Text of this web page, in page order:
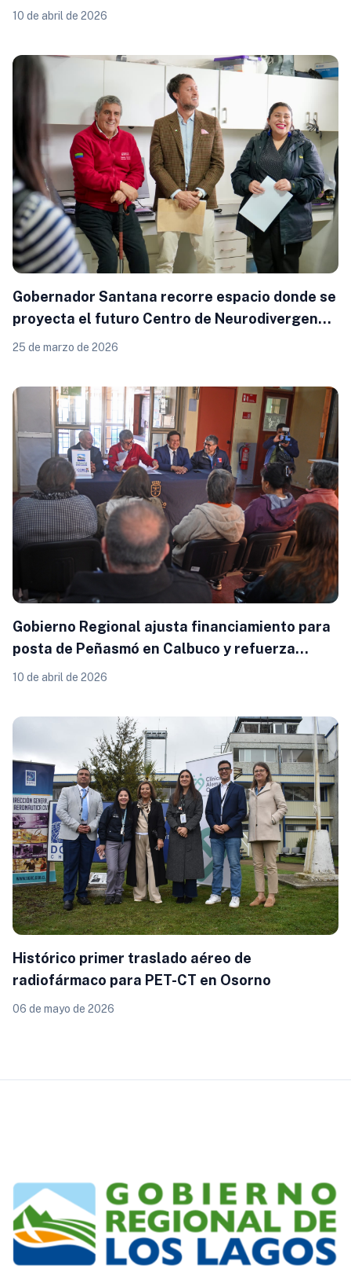
mamógrafo
10 de abril de 2026
Gobernador Santana recorre espacio donde se
proyecta el futuro Centro de Neurodivergencia
en Puerto Montt
25 de marzo de 2026
Gobierno Regional ajusta financiamiento para
posta de Peñasmó en Calbuco y refuerza
llamado a mejorar evaluación de proyectos
10 de abril de 2026
Histórico primer traslado aéreo de
radiofármaco para PET-CT en Osorno
06 de mayo de 2026